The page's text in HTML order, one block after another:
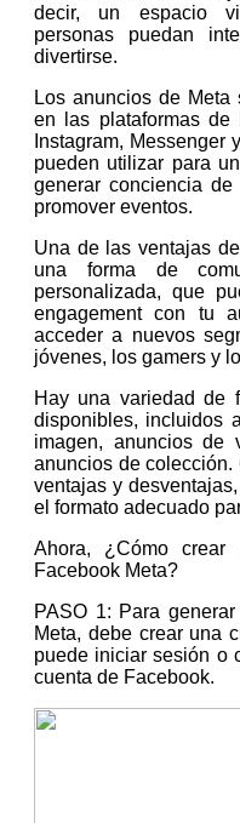
decir, un espacio
personas puedan
divertirse.
Los anuncios de Meta
en las plataformas de
Instagram, Messenger
pueden utilizar para
generar conciencia
promover eventos.
Una de las ventajas
una forma de
personalizada, que
engagement con tu
acceder a nuevos
jóvenes, los gamers y
Hay una variedad de
disponibles, incluidos
imagen, anuncios de
anuncios de colección.
ventajas y
el formato adecuado
Ahora, ¿Cómo crear
Facebook Meta?
PASO 1: Para
Meta, debe crear una
puede iniciar sesión o
cuenta de Facebook.